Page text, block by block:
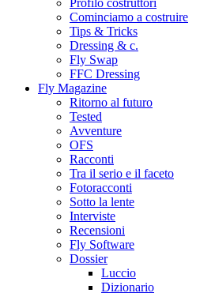
Profilo costruttori
Cominciamo a costruire
Tips & Tricks
Dressing & c.
Fly Swap
FFC Dressing
Fly Magazine
Ritorno al futuro
Tested
Avventure
OFS
Racconti
Tra il serio e il faceto
Fotoracconti
Sotto la lente
Interviste
Recensioni
Fly Software
Dossier
Luccio
Dizionario